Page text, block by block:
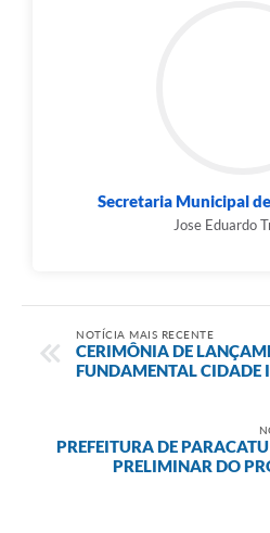
Secretaria Municipal
Jose Eduardo
NOTÍCIA MAIS RECENTE
CERIMÔNIA DE
FUNDAMENTAL CIDADE
PREFEITURA DE
PRELIMINAR DO